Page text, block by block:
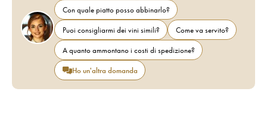
Con quale piatto posso abbinarlo?
Puoi consigliarmi dei vini simili?
Come va servito?
A quanto ammontano i costi di spedizione?
Ho un'altra domanda